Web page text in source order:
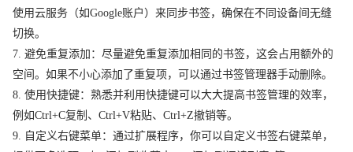
使用云服务（如Google账户）来同步书签，确保在不同设备间无缝
切换。
7. 避免重复添加：尽量避免重复添加相同的书签，这会占用额外的
空间。如果不小心添加了重复项，可以通过书签管理器手动删除。
8. 使用快捷键：熟悉并利用快捷键可以大大提高书签管理的效率，
例如Ctrl+C复制、Ctrl+V粘贴、Ctrl+Z撤销等。
9. 自定义右键菜单：通过扩展程序，你可以自定义书签右键菜单，